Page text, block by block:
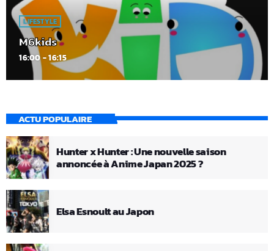
LIFESTYLE
M6kids
16:00 - 16:15
ACTU POPULAIRE
Hunter x Hunter : Une nouvelle saison
annoncée à Anime Japan 2025 ?
Elsa Esnoult au Japon